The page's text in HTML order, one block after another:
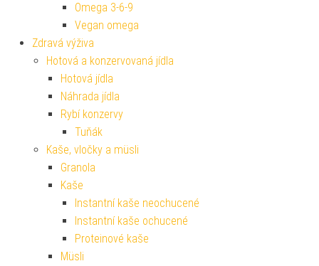
Omega 3-6-9
Vegan omega
Zdravá výživa
Hotová a konzervovaná jídla
Hotová jídla
Náhrada jídla
Rybí konzervy
Tuňák
Kaše, vločky a müsli
Granola
Kaše
Instantní kaše neochucené
Instantní kaše ochucené
Proteinové kaše
Müsli